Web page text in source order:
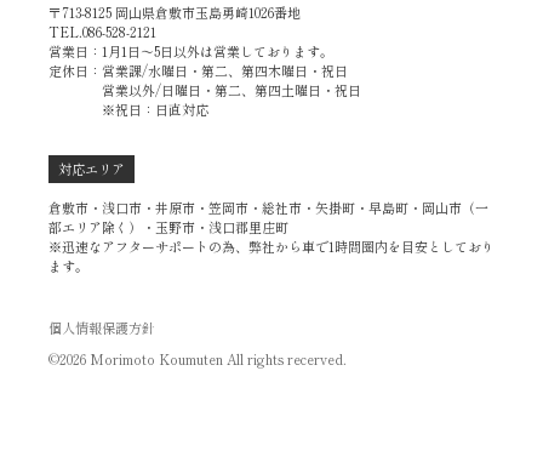
〒713-8125 岡山県倉敷市玉島勇崎1026番地
TEL.086-528-2121
営業日：1月1日～5日以外は営業しております。
定休日：営業課/水曜日・第二、第四木曜日・祝日
営業以外/日曜日・第二、第四土曜日・祝日
※祝日：日直対応
対応エリア
倉敷市・浅口市・井原市・笠岡市・総社市・矢掛町・早島町・岡山市（一
部エリア除く）・玉野市・浅口郡里庄町
※迅速なアフターサポートの為、弊社から車で1時間圏内を目安としており
ます。
個人情報保護方針
©2026 Morimoto Koumuten All rights recerved.